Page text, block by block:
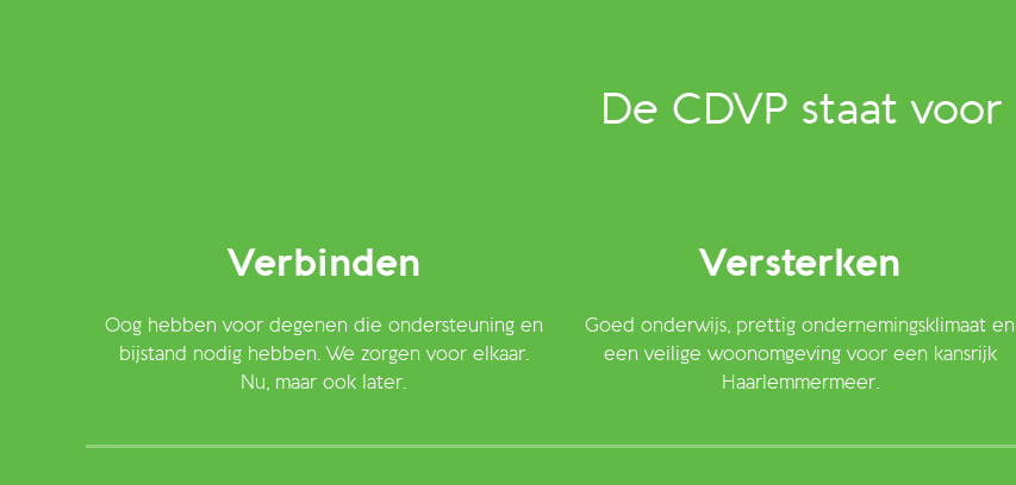
De CDVP staat voor
Verbinden
Oog hebben voor degenen die ondersteuning en
bijstand nodig hebben. We zorgen voor elkaar.
Nu, maar ook later.
Versterken
Goed onderwijs, prettig ondernemingsklimaat en
een veilige woonomgeving voor een kansrijk
Haarlemmermeer.